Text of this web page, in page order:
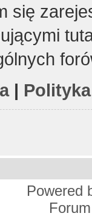
się
|
Powered